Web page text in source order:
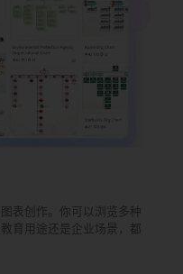
表创作。你可以浏览多种
育用途还是企业场景，都